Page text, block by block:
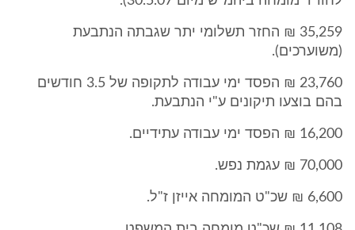
35,259 ₪ החזר תשלומי יתר שגבתה הנתבעת
(משוערכים).
23,760 ₪ הפסד ימי עבודה לתקופה של 3.5 חודשים
בהם בוצעו תיקונים ע"י הנתבעת.
16,200 ₪ הפסד ימי עבודה עתידיים.
70,000 ₪ עגמת נפש.
6,600 ₪ שכ"ט המומחה אייזן ז"ל.